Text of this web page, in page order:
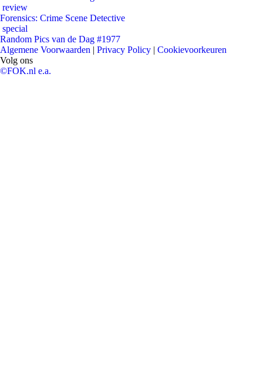
review
Forensics: Crime Scene Detective
special
Random Pics van de Dag #1977
Algemene Voorwaarden | Privacy Policy | Cookievoorkeuren
Volg ons
©FOK.nl e.a.